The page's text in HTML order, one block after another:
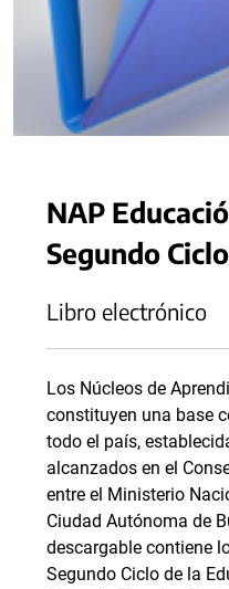
NAP
Segundo Ciclo
Libro electrónico
Los Núcleos de
constituyen una base
todo el país,
alcanzados en el
entre el Ministerio
Ciudad Autónoma de
descargable contiene
Segundo Ciclo de la